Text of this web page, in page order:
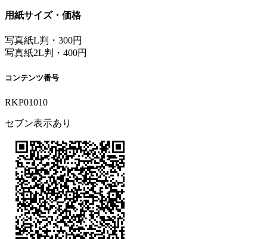
用紙サイズ・価格
写真紙L判・300円
写真紙2L判・400円
コンテンツ番号
RKP01010
セブン表示あり